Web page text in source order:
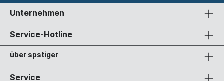
Unternehmen
Service-Hotline
über spstiger
Service